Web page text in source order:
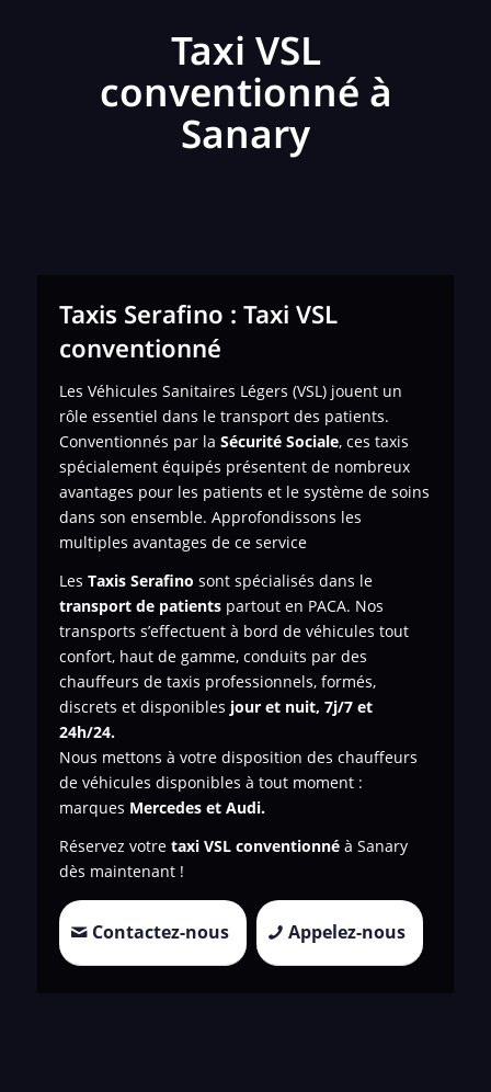
Taxi VSL
conventionné à
Sanary
Taxis Serafino : Taxi VSL
conventionné
Les Véhicules Sanitaires Légers (VSL) jouent un
rôle essentiel dans le transport des patients.
Conventionnés par la Sécurité Sociale, ces taxis
spécialement équipés présentent de nombreux
avantages pour les patients et le système de soins
dans son ensemble. Approfondissons les
multiples avantages de ce service
Les Taxis Serafino sont spécialisés dans le
transport de patients partout en PACA. Nos
transports s’effectuent à bord de véhicules tout
confort, haut de gamme, conduits par des
chauffeurs de taxis professionnels, formés,
discrets et disponibles jour et nuit, 7j/7 et
24h/24.
Nous mettons à votre disposition des chauffeurs
de véhicules disponibles à tout moment :
marques Mercedes et Audi.
Réservez votre taxi VSL conventionné à Sanary
dès maintenant !
Contactez-nous Appelez-nous